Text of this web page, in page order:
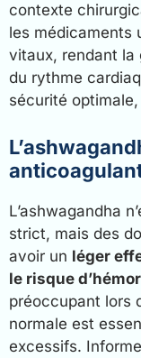
contexte
les médicaments
vitaux, rendant la
du rythme
sécurité optimale,
L’ashwagandha
strict, mais des
avoir un léger
le risque
préoccupant lors
normale est
excessifs.